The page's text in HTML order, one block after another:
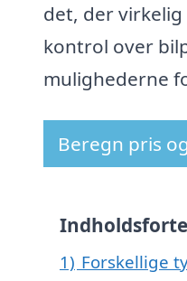
det, der
kontrol over
mulighederne
Beregn pris
1) Forskellige